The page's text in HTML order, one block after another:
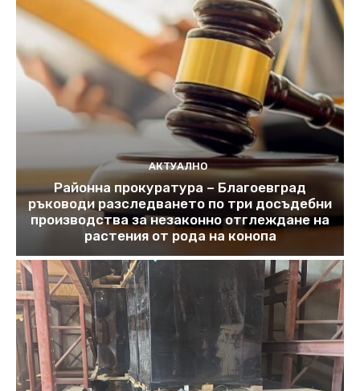
АКТУАЛНО
Районна прокуратура – Благоевград
ръководи разследването по три досъдебни
производства за незаконно отглеждане на
растения от рода на конопа